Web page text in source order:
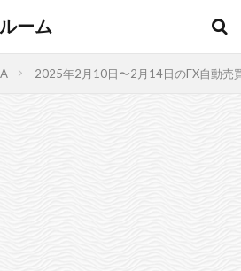
ーム
2025年2月10日〜2月14日のFX自動売